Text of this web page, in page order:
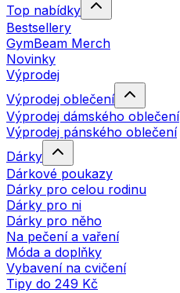
Top nabídky
Bestsellery
GymBeam Merch
Novinky
Výprodej
Výprodej oblečení
Výprodej dámského oblečení
Výprodej pánského oblečení
Dárky
Dárkové poukazy
Dárky pro celou rodinu
Dárky pro ni
Dárky pro něho
Na pečení a vaření
Móda a doplňky
Vybavení na cvičení
Tipy do 249 Kč